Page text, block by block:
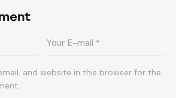
and website in this browser for the